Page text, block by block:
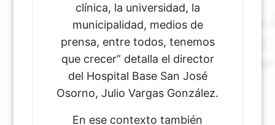
clínica, la universidad, la
municipalidad, medios de
prensa, entre todos, tenemos
que crecer” detalla el director
del Hospital Base San José
Osorno, Julio Vargas González.
En ese contexto también